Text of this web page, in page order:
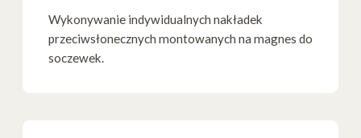
Wykonywanie indywidualnych nakładek
przeciwsłonecznych montowanych na magnes do
soczewek.